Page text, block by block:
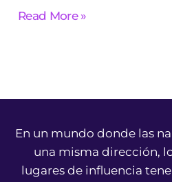
Read More »
En un mundo donde las
una misma dirección,
lugares de influencia